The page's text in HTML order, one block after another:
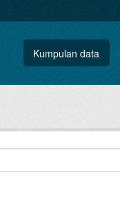
Kumpulan data